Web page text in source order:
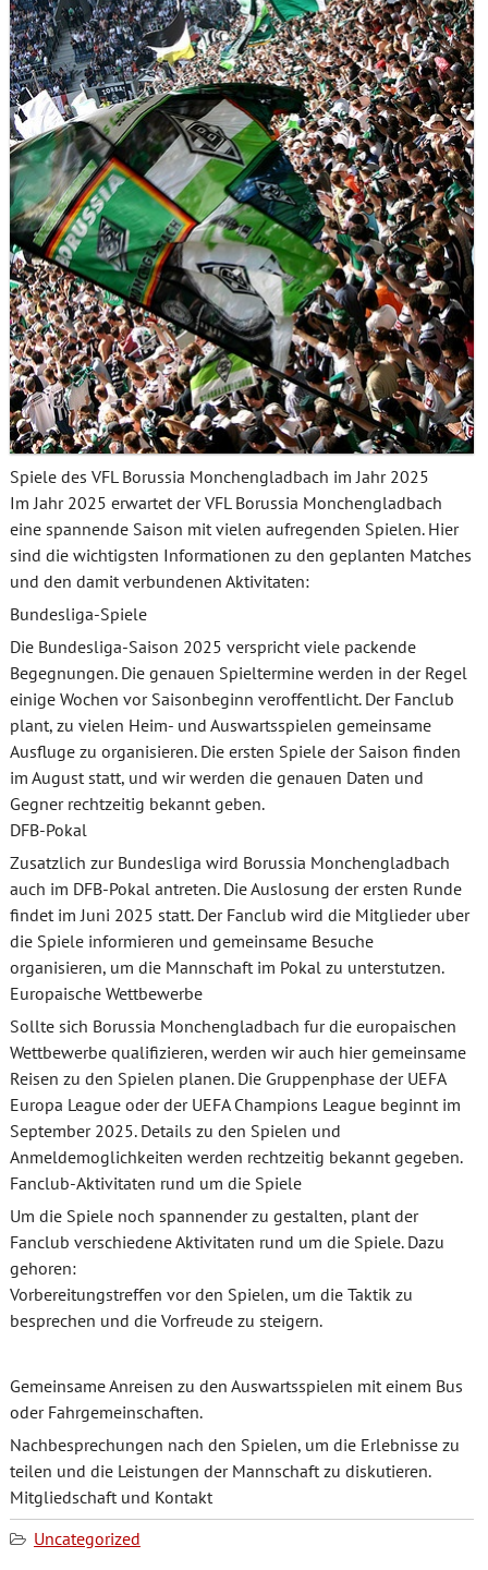
Spiele des VFL Borussia Monchengladbach im Jahr 2025
Im Jahr 2025 erwartet der VFL Borussia Monchengladbach
eine spannende Saison mit vielen aufregenden Spielen. Hier
sind die wichtigsten Informationen zu den geplanten Matches
und den damit verbundenen Aktivitaten:
Bundesliga-Spiele
Die Bundesliga-Saison 2025 verspricht viele packende
Begegnungen. Die genauen Spieltermine werden in der Regel
einige Wochen vor Saisonbeginn veroffentlicht. Der Fanclub
plant, zu vielen Heim- und Auswartsspielen gemeinsame
Ausfluge zu organisieren. Die ersten Spiele der Saison finden
im August statt, und wir werden die genauen Daten und
Gegner rechtzeitig bekannt geben.
DFB-Pokal
Zusatzlich zur Bundesliga wird Borussia Monchengladbach
auch im DFB-Pokal antreten. Die Auslosung der ersten Runde
findet im Juni 2025 statt. Der Fanclub wird die Mitglieder uber
die Spiele informieren und gemeinsame Besuche
organisieren, um die Mannschaft im Pokal zu unterstutzen.
Europaische Wettbewerbe
Sollte sich Borussia Monchengladbach fur die europaischen
Wettbewerbe qualifizieren, werden wir auch hier gemeinsame
Reisen zu den Spielen planen. Die Gruppenphase der UEFA
Europa League oder der UEFA Champions League beginnt im
September 2025. Details zu den Spielen und
Anmeldemoglichkeiten werden rechtzeitig bekannt gegeben.
Fanclub-Aktivitaten rund um die Spiele
Um die Spiele noch spannender zu gestalten, plant der
Fanclub verschiedene Aktivitaten rund um die Spiele. Dazu
gehoren:
Vorbereitungstreffen vor den Spielen, um die Taktik zu
besprechen und die Vorfreude zu steigern.
Gemeinsame Anreisen zu den Auswartsspielen mit einem Bus
oder Fahrgemeinschaften.
Nachbesprechungen nach den Spielen, um die Erlebnisse zu
teilen und die Leistungen der Mannschaft zu diskutieren.
Mitgliedschaft und Kontakt
Uncategorized